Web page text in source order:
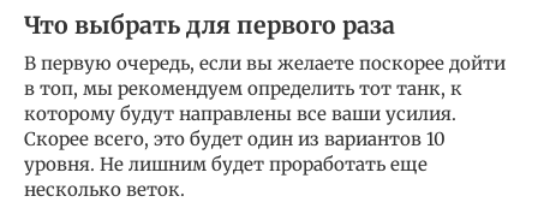
Что выбрать для первого раза
В первую очередь, если вы желаете поскорее дойти
в топ, мы рекомендуем определить тот танк, к
которому будут направлены все ваши усилия.
Скорее всего, это будет один из вариантов 10
уровня. Не лишним будет проработать еще
несколько веток.